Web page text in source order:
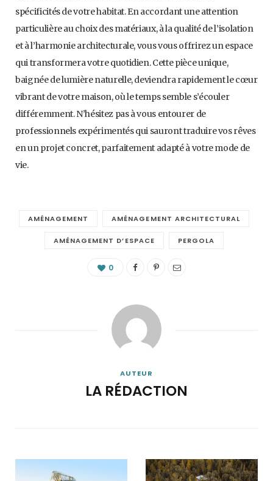
spécificités de votre habitat. En accordant une attention
particulière au choix des matériaux, à la qualité de l’isolation
et à l’harmonie architecturale, vous vous offrirez un espace
qui transformera votre quotidien. Cette pièce unique,
baignée de lumière naturelle, deviendra rapidement le cœur
vibrant de votre maison, où le temps semble s’écouler
différemment. N’hésitez pas à vous entourer de
professionnels expérimentés qui sauront traduire vos rêves
en un projet concret, parfaitement adapté à votre mode de
vie.
AMÉNAGEMENT AMÉNAGEMENT ARCHITECTURAL
AMÉNAGEMENT D’ESPACE PERGOLA
0
AUTEUR
LA RÉDACTION